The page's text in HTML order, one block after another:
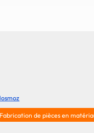
Fabrication de pièces en